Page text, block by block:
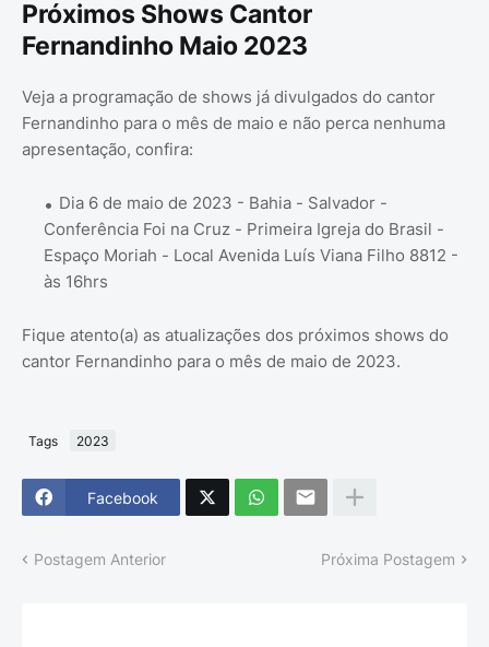
Próximos Shows Cantor
Fernandinho Maio 2023
Veja a programação de shows já divulgados do cantor
Fernandinho para o mês de maio e não perca nenhuma
apresentação, confira:
Dia 6 de maio de 2023 - Bahia - Salvador -
Conferência Foi na Cruz - Primeira Igreja do Brasil -
Espaço Moriah - Local Avenida Luís Viana Filho 8812 -
às 16hrs
Fique atento(a) as atualizações dos próximos shows do
cantor Fernandinho para o mês de maio de 2023.
Tags 2023
Facebook
Postagem Anterior Próxima Postagem